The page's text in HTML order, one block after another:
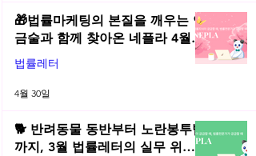
🎁법률마케팅의 본질을 깨우는 연
금술과 함께 찾아온 네플라 4월
법률레터
법률레터
4월 30일
🐕 반려동물 동반부터 노란봉투법
까지, 3월 법률레터의 실무 위키